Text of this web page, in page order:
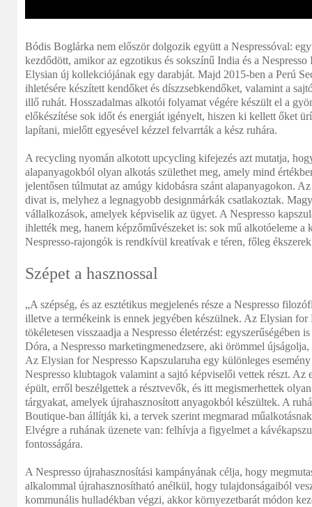
Bódis Boglárka nem először dolgozik együtt a Nespressóval:
kezdődött, amikor az egzotikus és sokszínű India és a
Elysian új kollekciójának egy darabját. Majd 2015-ben a Perú
ihletésére készített kendőket és díszzsebkendőket, valamint a
illő ruhát. Hosszadalmas alkotói folyamat végére készült el a
előkészítése sok időt és energiát igényelt, hiszen ki kellett őket
lapítani, mielőtt egyesével kézzel felvarrták a kész ruhára.
A recycling nyomán alkotott upcycling kifejezés azt mutatja,
alapanyagokból olyan alkotás születhet meg, amely mind
jelentősen túlmutat az amúgy kidobásra szánt alapanyagokon.
divat is, melyhez a legnagyobb designmárkák csatlakoztak.
vállalkozások, amelyek képviselik az ügyet. A Nespresso
ihlették meg, hanem képzőművészeket is: sok mű alkotóeleme a
Nespresso-rajongók is rendkívül kreatívak e téren, főleg
Szépet a hasznossal
„A szépség, és az esztétikus megjelenés része a Nespresso
illetve a termékeink is ennek jegyében készülnek. Az Elysian for
tökéletesen visszaadja a Nespresso életérzést: egyszerűségében
Dóra, a Nespresso marketingmenedzsere, aki örömmel
Az Elysian for Nespresso Kapszularuha egy különleges
Nespresso klubtagok valamint a sajtó képviselői vettek részt. Az
épült, erről beszélgettek a résztvevők, és itt megismerhettek
tárgyakat, amelyek újrahasznosított anyagokból készültek. A
Boutique-ban állítják ki, a tervek szerint megmarad
Elvégre a ruhának üzenete van: felhívja a figyelmet a
fontosságára.
A Nespresso újrahasznosítási kampányának célja, hogy
alkalommal újrahasznosítható anélkül, hogy tulajdonságaiból
kommunális hulladékban végzi, akkor környezetbarát módon